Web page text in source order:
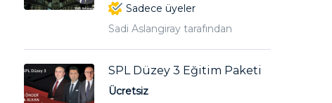
Sadece üyeler
Sadi Aslangiray tarafından
SPL Düzey 3 Eğitim Paketi
Ücretsiz